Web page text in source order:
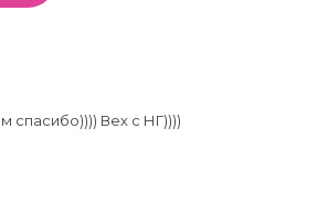
спасибо)))) Вех с НГ))))